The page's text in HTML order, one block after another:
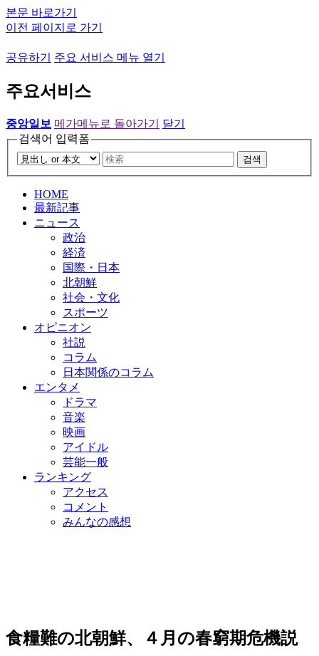
본문 바로가기
이전 페이지로 가기
공유하기 주요 서비스 메뉴 열기
주요서비스
중앙일보 메가메뉴로 돌아가기
닫기
검색어 입력폼
검색
HOME
最新記事
ニュース
政治
経済
国際・日本
北朝鮮
社会・文化
スポーツ
オピニオン
社説
コラム
日本関係のコラム
エンタメ
ドラマ
音楽
映画
アイドル
芸能一般
ランキング
アクセス
コメント
みんなの感想
食糧難の北朝鮮、４月の春窮期危機説